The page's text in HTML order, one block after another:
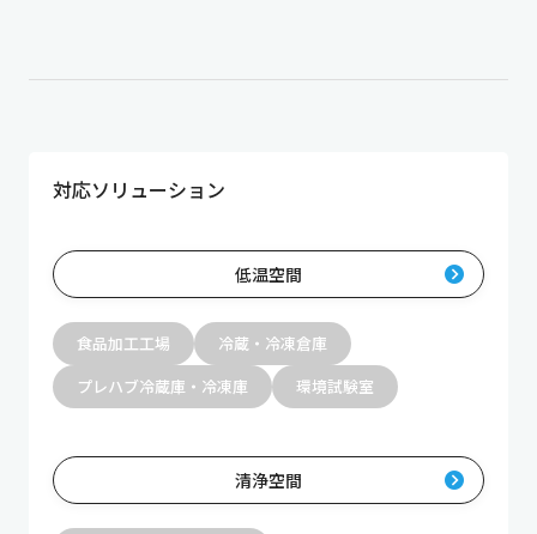
対応ソリューション
低温空間
食品加工工場
冷蔵・冷凍倉庫
プレハブ冷蔵庫・冷凍庫
環境試験室
清浄空間